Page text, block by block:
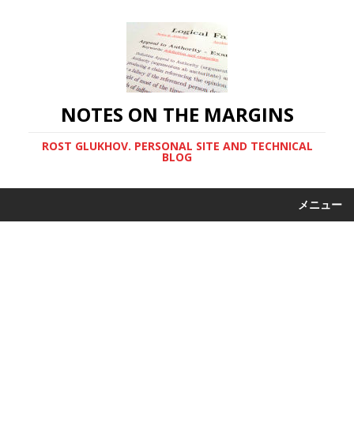
NOTES ON THE MARGINS
ROST GLUKHOV. PERSONAL SITE AND TECHNICAL
BLOG
メニュー